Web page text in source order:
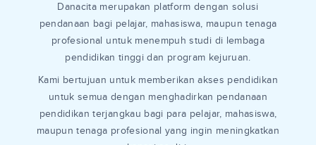
Danacita merupakan platform dengan solusi
pendanaan bagi pelajar, mahasiswa, maupun tenaga
profesional untuk menempuh studi di lembaga
pendidikan tinggi dan program kejuruan.
Kami bertujuan untuk memberikan akses pendidikan
untuk semua dengan menghadirkan pendanaan
pendidikan terjangkau bagi para pelajar, mahasiswa,
maupun tenaga profesional yang ingin meningkatkan